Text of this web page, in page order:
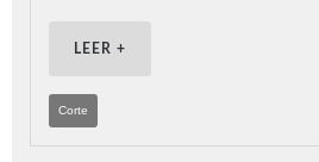
LEER +
Corte